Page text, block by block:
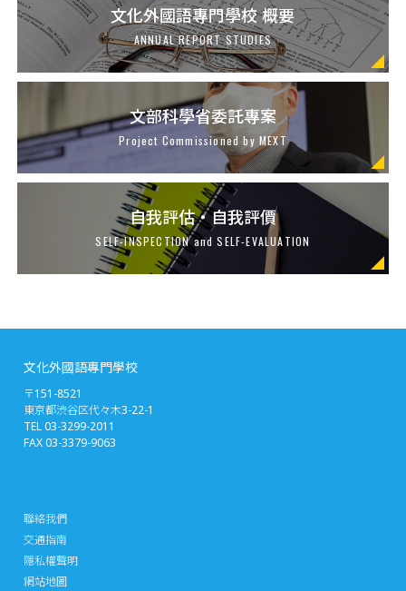
文化外國語專門學校 概要
ANNUAL REPORT STUDIES
文部科學省委託專案
Project Commissioned by MEXT
自我評估・自我評價
SELF-INSPECTION and SELF-EVALUATION
文化外國語專門學校
〒151-8521
東京都渋谷区代々木3-22-1
TEL 03-3299-2011
FAX 03-3379-9063
聯絡我們
交通指南
隱私權聲明
網站地圖